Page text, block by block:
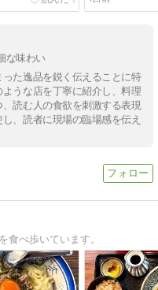
な味わい
た逸品を鋭く伝えることに特
うな店を丁寧に紹介し、料理
読む人の食欲を刺激する表現
、読者に現場の臨場感を伝え
食べ歩いています。